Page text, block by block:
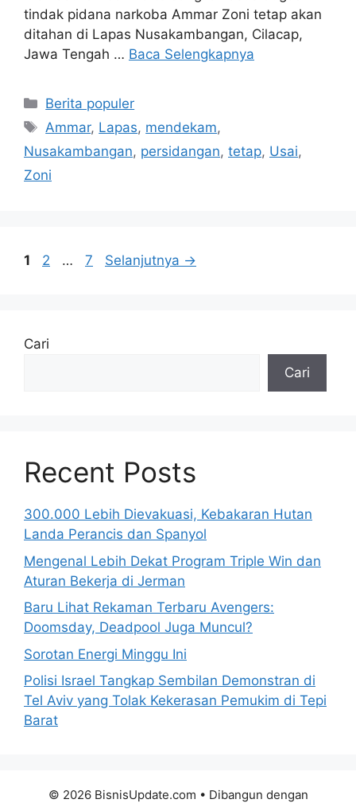
tindak pidana narkoba Ammar Zoni tetap akan
ditahan di Lapas Nusakambangan, Cilacap,
Jawa Tengah … Baca Selengkapnya
Kategori
Berita populer
Tag
Ammar, Lapas, mendekam,
Nusakambangan, persidangan, tetap, Usai,
Zoni
Halaman
1 Halaman
2 … Halaman
7 Selanjutnya →
Cari
Cari
Recent Posts
300.000 Lebih Dievakuasi, Kebakaran Hutan
Landa Perancis dan Spanyol
Mengenal Lebih Dekat Program Triple Win dan
Aturan Bekerja di Jerman
Baru Lihat Rekaman Terbaru Avengers:
Doomsday, Deadpool Juga Muncul?
Sorotan Energi Minggu Ini
Polisi Israel Tangkap Sembilan Demonstran di
Tel Aviv yang Tolak Kekerasan Pemukim di Tepi
Barat
© 2026 BisnisUpdate.com • Dibangun dengan